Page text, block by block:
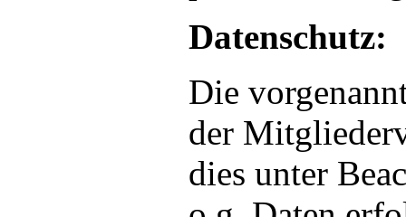
Datenschutz:
Die
der
dies unter